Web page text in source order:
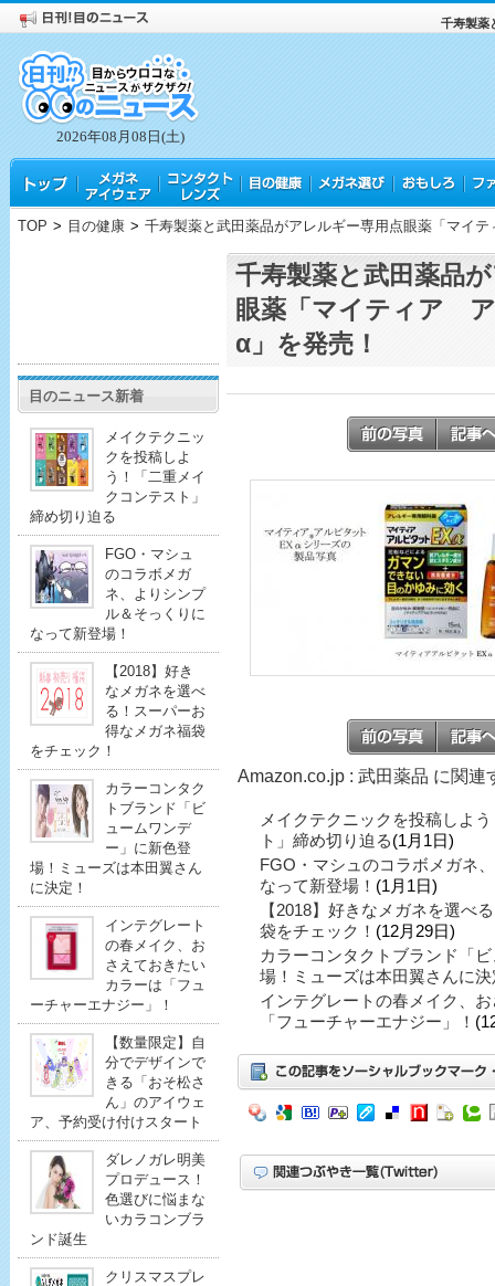
2026年08月08日(土)
千寿製薬
TOP > 目の健康 > 千寿製薬と武田薬品がアレルギー専用点眼薬「マ
目のニュース新着
メイクテクニッ
クを投稿しよ
う！「二重メイ
クコンテスト」
締め切り迫る
FGO・マシュ
のコラボメガ
ネ、よりシンプ
ル＆そっくりに
なって新登場！
【2018】好き
なメガネを選べ
る！スーパーお
得なメガネ福袋
をチェック！
カラーコンタク
トブランド「ビ
ュームワンデ
ー」に新色登
場！ミューズは本田翼さん
に決定！
インテグレート
の春メイク、お
さえておきたい
カラーは「フュ
ーチャーエナジー」！
【数量限定】自
分でデザインで
きる「おそ松さ
ん」のアイウェ
ア、予約受け付けスタート
ダレノガレ明美
プロデュース！
色選びに悩まな
いカラコンブラ
ンド誕生
クリスマスプレ
千寿製薬と武田薬品
眼薬「マイティア
α」を発売！
Amazon.co.jp : 武田薬品 に関連
メイクテクニックを投稿しよ
ト」締め切り迫る(1月1日)
FGO・マシュのコラボメガネ
なって新登場！ (1月1日)
【2018】好きなメガネを選べ
袋をチェック！ (12月29日)
カラーコンタクトブランド「
場！ミューズは本田翼さんに決
インテグレートの春メイク、
「フューチャーエナジー」！